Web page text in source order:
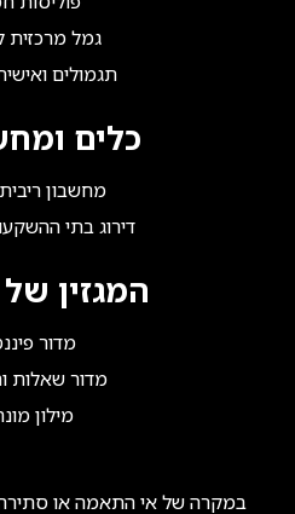
גמל מרכזית
תגמולים
כלים
מחשבון
דירוג בתי
המגזין
מדור
מדור שאלות
מילון
במקרה של אי התאמה או